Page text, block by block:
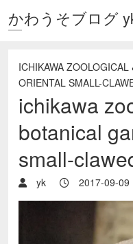
かわうそブログ
ICHIKAWA
ORIENTAL SMALL-
ichikawa
botanical
small-
yk 2017-09-09